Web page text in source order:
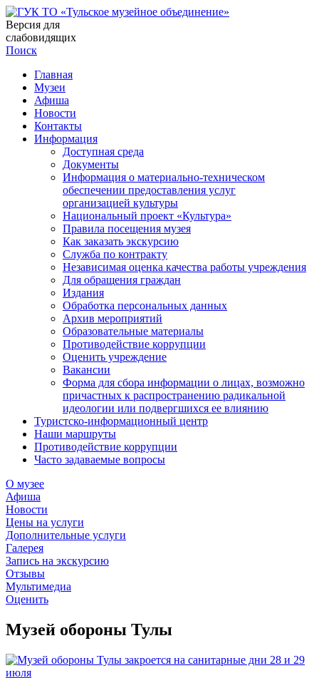
Версия для
слабовидящих
Поиск
Главная
Музеи
Афиша
Новости
Контакты
Информация
Доступная среда
Документы
Информация о материально-техническом
обеспечении предоставления услуг
организацией культуры
Национальный проект «Культура»
Правила посещения музея
Как заказать экскурсию
Служба по контракту
Независимая оценка качества работы учреждения
Для обращения граждан
Издания
Обработка персональных данных
Архив мероприятий
Образовательные материалы
Противодействие коррупции
Оценить учреждение
Вакансии
Форма для сбора информации о лицах, возможно
причастных к распространению радикальной
идеологии или подвергшихся ее влиянию
Туристско-информационный центр
Наши маршруты
Противодействие коррупции
Часто задаваемые вопросы
О музее
Афиша
Новости
Цены на услуги
Дополнительные услуги
Галерея
Запись на экскурсию
Отзывы
Мультимедиа
Оценить
Музей обороны Тулы